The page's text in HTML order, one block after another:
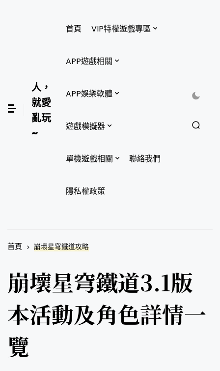
人，
就愛
亂玩
~
首頁 VIP特權遊戲專區
APP遊戲相關
APP娛樂軟體
遊戲模擬器
單機遊戲相關 聯絡我們
隱私權政策
首頁 崩壞星穹鐵道攻略
崩壞星穹鐵道3.1版
本活動及角色詳情一
覽